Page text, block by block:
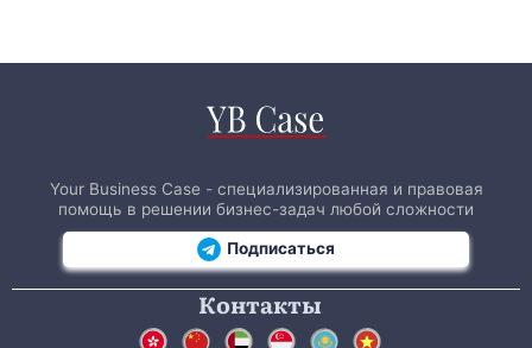
Your Business Case - специализированная и правовая
помощь в решении бизнес-задач любой сложности
Подписаться
Контакты